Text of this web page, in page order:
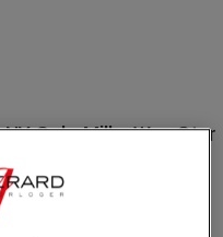
Solo Milky Way Star